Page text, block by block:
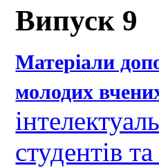
Випуск 9
Матеріали
молодих
студентів